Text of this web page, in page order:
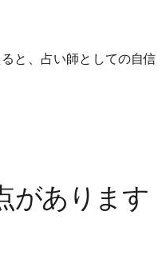
と、占い師としての自信
があります